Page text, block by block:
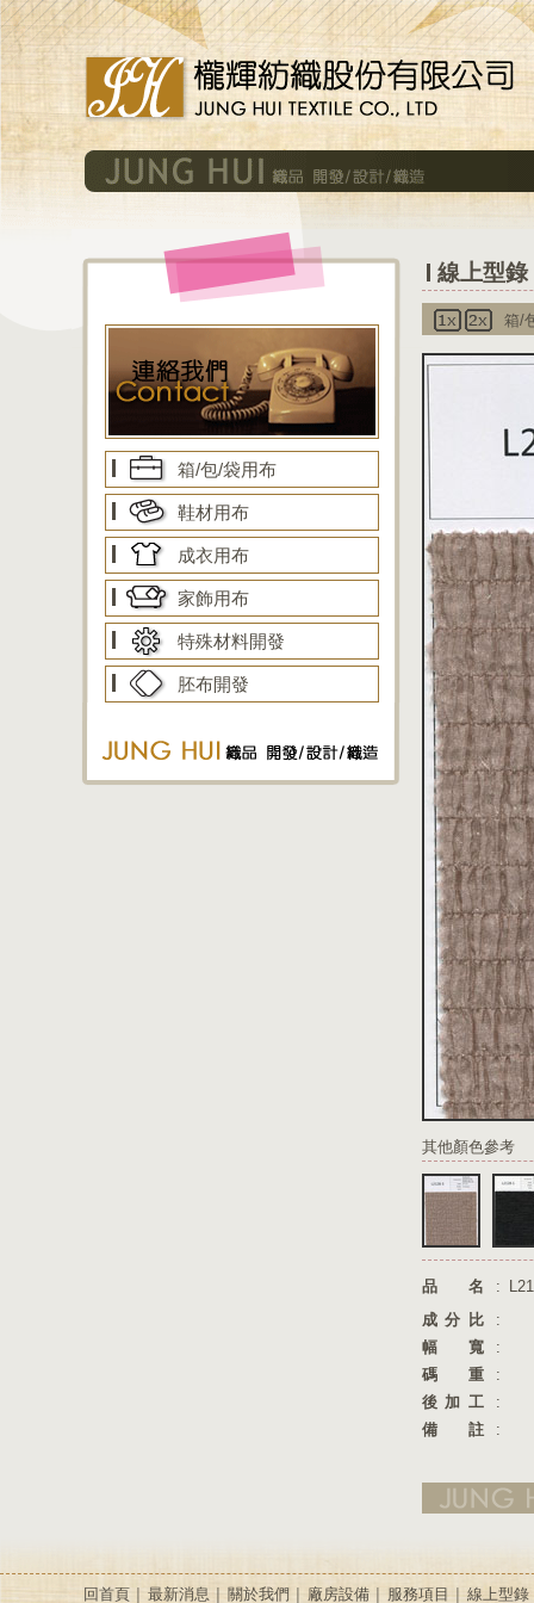
箱/包/袋用布
鞋材用布
成衣用布
家飾用布
特殊材料開發
胚布開發
線上型
箱/
其他顏色參考
品名 :
成分比
:
幅寬
:
碼重
:
後加工
:
備註
:
回首頁 最新消息 關於我們 廠房設備 服務項目 線上型錄